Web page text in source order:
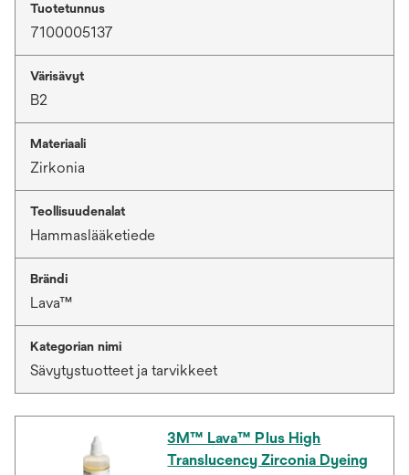
Tuotetunnus
7100005137
Värisävyt
B2
Materiaali
Zirkonia
Teollisuudenalat
Hammaslääketiede
Brändi
Lava™
Kategorian nimi
Sävytystuotteet ja tarvikkeet
3M™ Lava™ Plus High
Translucency Zirconia Dyeing